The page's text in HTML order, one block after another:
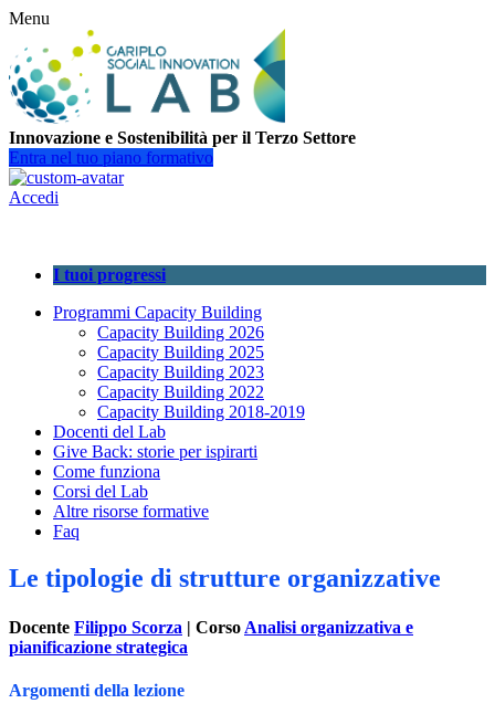
Menu
Innovazione e Sostenibilità per il Terzo Settore
Entra nel tuo piano formativo
Accedi
I tuoi progressi
Programmi Capacity Building
Capacity Building 2026
Capacity Building 2025
Capacity Building 2023
Capacity Building 2022
Capacity Building 2018-2019
Docenti del Lab
Give Back: storie per ispirarti
Come funziona
Corsi del Lab
Altre risorse formative
Faq
Le tipologie di strutture organizzative
Docente Filippo Scorza | Corso Analisi organizzativa e
pianificazione strategica
Argomenti della lezione